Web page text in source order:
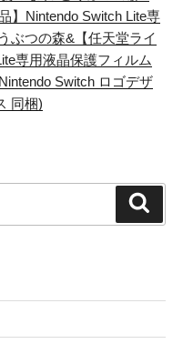
】Nintendo Switch Lite専
ぶつの森&【任天堂ライ
専用液晶保護フィルム
Switch ロゴデザ
同梱)